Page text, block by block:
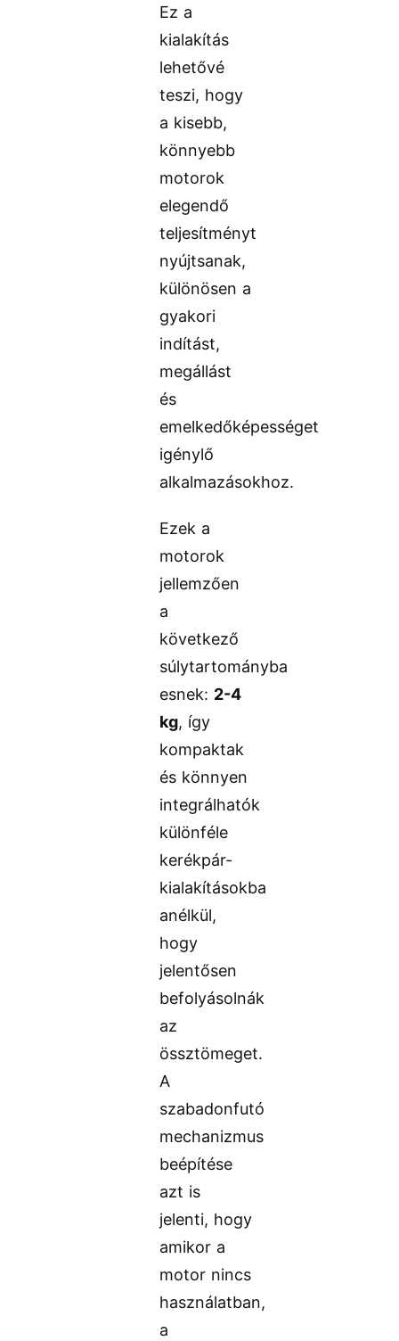
Ez a
kialakítás
lehetővé
teszi, hogy
a kisebb,
könnyebb
motorok
elegendő
teljesítményt
nyújtsanak,
különösen a
gyakori
indítást,
megállást
és
emelkedőképességet
igénylő
alkalmazásokhoz.
Ezek a
motorok
jellemzően
a
következő
súlytartományba
esnek: 2-4
kg, így
kompaktak
és könnyen
integrálhatók
különféle
kerékpár-
kialakításokba
anélkül,
hogy
jelentősen
befolyásolnák
az
össztömeget.
A
szabadonfutó
mechanizmus
beépítése
azt is
jelenti, hogy
amikor a
motor nincs
használatban,
a